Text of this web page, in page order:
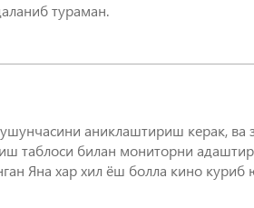
тураман.
аниклаштириш керак, ва
таблоси билан мониторни
Яна хар хил ёш болла кино куриб